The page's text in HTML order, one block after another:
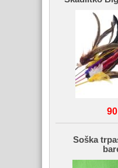
Soška